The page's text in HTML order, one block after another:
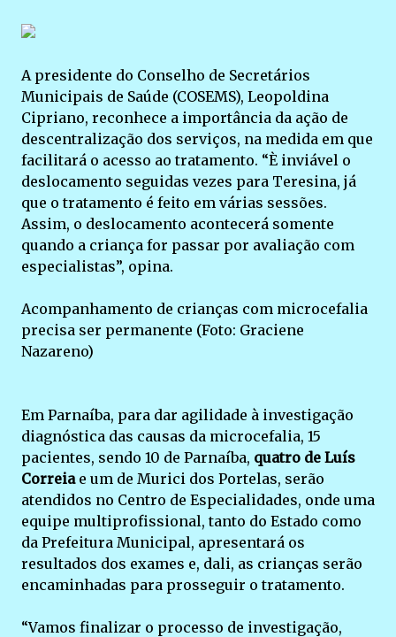
A presidente do Conselho de Secretários
Municipais de Saúde (COSEMS), Leopoldina
Cipriano, reconhece a importância da ação de
descentralização dos serviços, na medida em que
facilitará o acesso ao tratamento. “È inviável o
deslocamento seguidas vezes para Teresina, já
que o tratamento é feito em várias sessões.
Assim, o deslocamento acontecerá somente
quando a criança for passar por avaliação com
especialistas”, opina.
Acompanhamento de crianças com microcefalia
precisa ser permanente (Foto: Graciene
Nazareno)
Em Parnaíba, para dar agilidade à investigação
diagnóstica das causas da microcefalia, 15
pacientes, sendo 10 de Parnaíba, quatro de Luís
Correiae um de Murici dos Portelas, serão
atendidos no Centro de Especialidades, onde uma
equipe multiprofissional, tanto do Estado como
da Prefeitura Municipal, apresentará os
resultados dos exames e, dali, as crianças serão
encaminhadas para prosseguir o tratamento.
“Vamos finalizar o processo de investigação,